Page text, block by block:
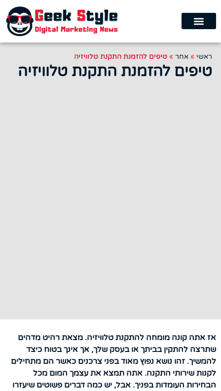
ראשי » אחר » טיפים להזמנת התקנת טלוויזיה
טיפים להזמנת התקנת טלוויזיה
אז אתה קונה מומחה להתקנת טלוויזיה. מצאת רהיט מדהים
שתרצה להתקין בביתך או בעסק שלך, אך אינך בטוח כיצד
להמשיך. זהו נושא נפוץ מאוד בפני צרכנים כאשר הם מתחילים
לקנות שירותי התקנה. אתה תמצא את עצמך המום מכל
הבחירות העומדות בפניך. אבל, יש כמה דברים פשוטים שיעזרו